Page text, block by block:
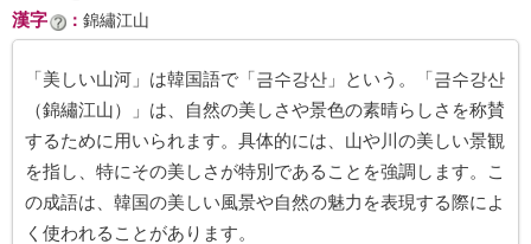
漢字 ： 錦繡江山
「美しい山河」は韓国語で「금수강산」という。「금수강산
（錦繡江山）」は、自然の美しさや景色の素晴らしさを称賛
するために用いられます。具体的には、山や川の美しい景観
を指し、特にその美しさが特別であることを強調します。こ
の成語は、韓国の美しい風景や自然の魅力を表現する際によ
く使われることがあります。